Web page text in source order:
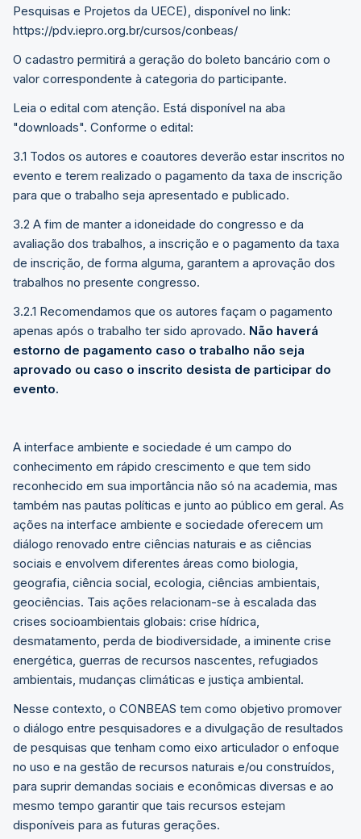
Pesquisas e Projetos da UECE), disponível no link:
https://pdv.iepro.org.br/cursos/conbeas/
O cadastro permitirá a geração do boleto bancário com o
valor correspondente à categoria do participante.
Leia o edital com atenção. Está disponível na aba
"downloads". Conforme o edital:
3.1 Todos os autores e coautores deverão estar inscritos no
evento e terem realizado o pagamento da taxa de inscrição
para que o trabalho seja apresentado e publicado.
3.2 A fim de manter a idoneidade do congresso e da
avaliação dos trabalhos, a inscrição e o pagamento da taxa
de inscrição, de forma alguma, garantem a aprovação dos
trabalhos no presente congresso.
3.2.1 Recomendamos que os autores façam o pagamento
apenas após o trabalho ter sido aprovado. Não haverá
estorno de pagamento caso o trabalho não seja
aprovado ou caso o inscrito desista de participar do
evento.
A interface ambiente e sociedade é um campo do
conhecimento em rápido crescimento e que tem sido
reconhecido em sua importância não só na academia, mas
também nas pautas políticas e junto ao público em geral. As
ações na interface ambiente e sociedade oferecem um
diálogo renovado entre ciências naturais e as ciências
sociais e envolvem diferentes áreas como biologia,
geografia, ciência social, ecologia, ciências ambientais,
geociências. Tais ações relacionam-se à escalada das
crises socioambientais globais: crise hídrica,
desmatamento, perda de biodiversidade, a iminente crise
energética, guerras de recursos nascentes, refugiados
ambientais, mudanças climáticas e justiça ambiental.
Nesse contexto, o CONBEAS tem como objetivo promover
o diálogo entre pesquisadores e a divulgação de resultados
de pesquisas que tenham como eixo articulador o enfoque
no uso e na gestão de recursos naturais e/ou construídos,
para suprir demandas sociais e econômicas diversas e ao
mesmo tempo garantir que tais recursos estejam
disponíveis para as futuras gerações.